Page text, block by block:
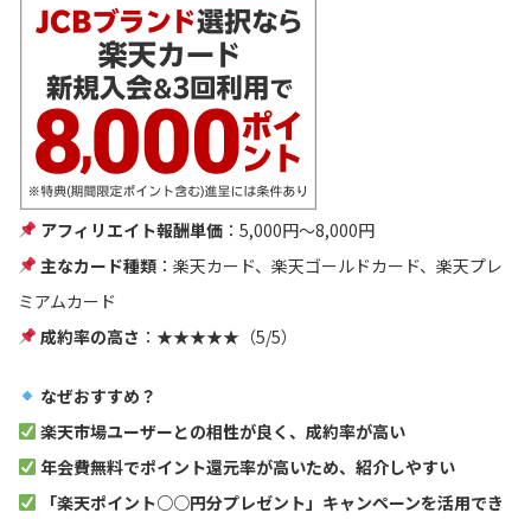
アフィリエイト報酬単価：5,000円〜8,000円
主なカード種類：楽天カード、楽天ゴールドカード、楽天プレ
ミアムカード
成約率の高さ ：★★★★★（5/5）
なぜおすすめ？
楽天市場ユーザーとの相性が良く、成約率が高い
年会費無料でポイント還元率が高いため、紹介しやすい
「楽天ポイント○○円分プレゼント」キャンペーンを活用でき